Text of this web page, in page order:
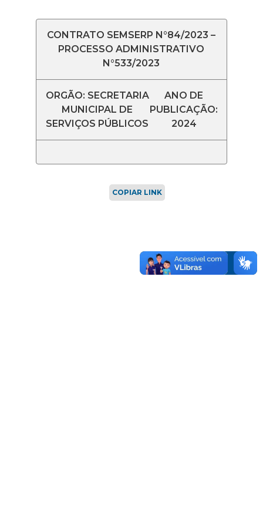
CONTRATO SEMSERP N°84/2023 –
PROCESSO ADMINISTRATIVO
N°533/2023
ORGÃO: SECRETARIA
MUNICIPAL DE
SERVIÇOS PÚBLICOS
ANO DE
PUBLICAÇÃO:
2024
COPIAR LINK